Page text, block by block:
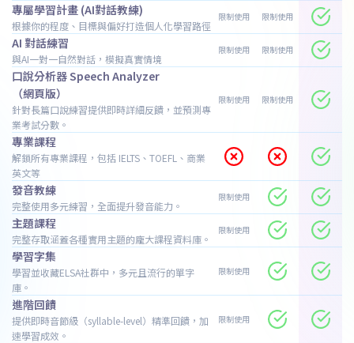
專屬學習計畫 (AI對話教練)
根據你的程度、目標與偏好打造個人化學習路徑
限制使用 限制使用
AI 對話練習
與AI一對一自然對話，模擬真實情境
限制使用 限制使用
口說分析器 Speech Analyzer
（網頁版）
針對長篇口說練習提供即時詳細反饋，並預測專
業考試分數。
限制使用 限制使用
專業課程
解鎖所有專業課程，包括 IELTS、TOEFL、商業
英文等
發音教練
完整使用多元練習，全面提升發音能力。
限制使用
主題課程
完整存取涵蓋各種實用主題的龐大課程資料庫。
限制使用
學習字集
學習並收藏ELSA社群中，多元且流行的單字
庫。
限制使用
進階回饋
提供即時音節級（syllable-level）精準回饋，加
速學習成效。
限制使用